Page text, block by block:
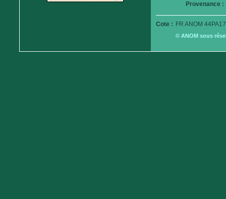
Provenance :
Cote : FR ANOM
© ANOM sous